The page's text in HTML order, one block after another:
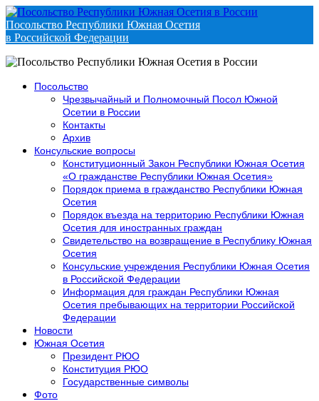
Посольство Республики Южная Осетия
в Российской Федерации
Посольство
Чрезвычайный и Полномочный Посол Южной
Осетии в России
Контакты
Архив
Консульские вопросы
Конституционный Закон Республики Южная Осетия
«О гражданстве Республики Южная Осетия»
Порядок приема в гражданство Республики Южная
Осетия
Порядок въезда на территорию Республики Южная
Осетия для иностранных граждан
Свидетельство на возвращение в Республику Южная
Осетия
Консульские учреждения Республики Южная Осетия
в Российской Федерации
Информация для граждан Республики Южная
Осетия пребывающих на территории Российской
Федерации
Новости
Южная Осетия
Президент РЮО
Конституция РЮО
Государственные символы
Фото